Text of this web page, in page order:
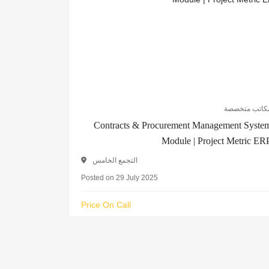
متخصصة
Contracts & Procurement Management
Module | Project Metric
التجمع الخامس
Posted on 29 July 2025
Price On Call